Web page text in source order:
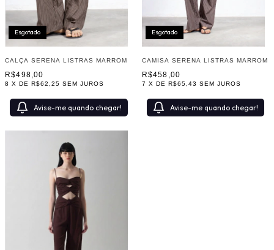
Esgotado
CALÇA SERENA LISTRAS MARROM
R$498,00
8 X DER$62,25 SEM JUROS
Avise-me quando chegar!
Esgotado
CAMISA SERENA LISTRAS MARROM
R$458,00
7 X DE R$65,43 SEM JUROS
Avise-me quando chegar!